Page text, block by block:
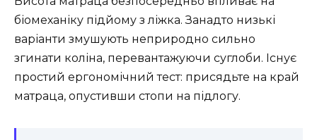
біомеханіку підйому з ліжка. Занадто низькі
варіанти змушують неприродно сильно
згинати коліна, перевантажуючи суглоби. Існує
простий ергономічний тест: присядьте на край
матраца, опустивши стопи на підлогу.